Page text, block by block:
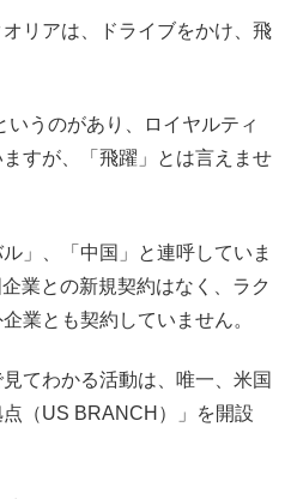
リアは、ドライブをかけ、飛
うのがあり、ロイヤルティ
すが、「飛躍」とは言えませ
」、「中国」と連呼していま
業との新規契約はなく、ラク
業とも契約していません。
てわかる活動は、唯一、米国
（US BRANCH）」を開設